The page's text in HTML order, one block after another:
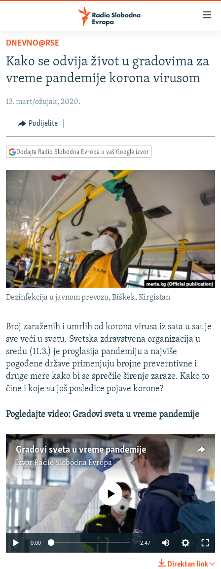
Pređite
glavni
sadržaj
na
navigaciju
Pređite
na
VIJESTI
BOSNA I HERCEGOVINA
KOSOVO
CRNA GORA
VIDEO
FOTOGALERIJE
INFOGRAFIKE
PODCASTI
RAT U UKRAJINI
KINA NA BALKANU
RSE PRIČE IZ SVIJETA
ISPRIČAJ MI
DNEVNO@RSE
SPECIJALI RSE
VIŠE OD NASLOVA
GENOCID U SREBRENICI
POPLAVE I KLIZIŠTA U BIH 2024.
TV LIBERTY
POST SCRIPTUM
MOJA EVROPA
TRI DECENIJE OD RATA U BIH
SVE KARTE DEJTONA
PRATITE NAS
Sve RFE/RL stranice
DNEVNO@RSE
Kako se odvija život u gradovima za
vreme pandemije korona virusom
13. mart/ožujak, 2020.
Podijelite
Dodajte Radio Slobodna Evropa u vaš Google izvor
Dezinfekcija u javnom prevozu, Biškek, Kirgistan
Broj zaraženih i umrlih od korona virusa iz sata u sat je
sve veći u svetu. Svetska zdravstvena organizacija u
sredu (11.3.) je proglasija pandemiju a najviše
pogođene države primenjuju brojne preverntivne i
druge mere kako bi se sprečile širenje zaraze. Kako to
čine i koje su još posledice pojave korone?
Pogledajte video: Gradovi sveta u vreme pandemije
Gradovi sveta u vreme pandemije
IzvorRadio Slobodna Evropa
No media source currently available
0:00 2:47
Direktan link